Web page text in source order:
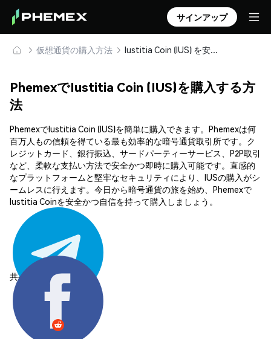
サインアップ
仮想通貨の購入方法 Iustitia Coin (IUS) を安全に購入・保管
PhemexでIustitia Coin (IUS)を購入する方
法
PhemexでIustitia Coin (IUS)を簡単に購入できます。Phemexは何
百万人もの信頼を得ている最も効率的な暗号通貨取引所です。ク
レジットカード、銀行振込、サードパーティーサービス、P2P取引
など、柔軟な支払い方法で安全かつ即時に購入可能です。直感的
なプラットフォームと堅牢なセキュリティにより、IUSの購入がシ
ームレスに行えます。今日から暗号通貨の旅を始め、Phemexで
Iustitia Coinを安全かつ自信を持って購入しましょう。
共有する: